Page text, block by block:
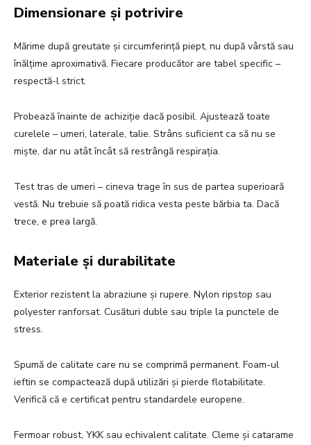
Dimensionare și potrivire
Mărime după greutate și circumferință piept, nu după vârstă sau
înălțime aproximativă. Fiecare producător are tabel specific –
respectă-l strict.
Probează înainte de achiziție dacă posibil. Ajustează toate
curelele – umeri, laterale, talie. Strâns suficient ca să nu se
miște, dar nu atât încât să restrângă respirația.
Test tras de umeri – cineva trage în sus de partea superioară
vestă. Nu trebuie să poată ridica vesta peste bărbia ta. Dacă
trece, e prea largă.
Materiale și durabilitate
Exterior rezistent la abraziune și rupere. Nylon ripstop sau
polyester ranforsat. Cusături duble sau triple la punctele de
stress.
Spumă de calitate care nu se comprimă permanent. Foam-ul
ieftin se compactează după utilizări și pierde flotabilitate.
Verifică că e certificat pentru standardele europene.
Fermoar robust, YKK sau echivalent calitate. Cleme și catarame